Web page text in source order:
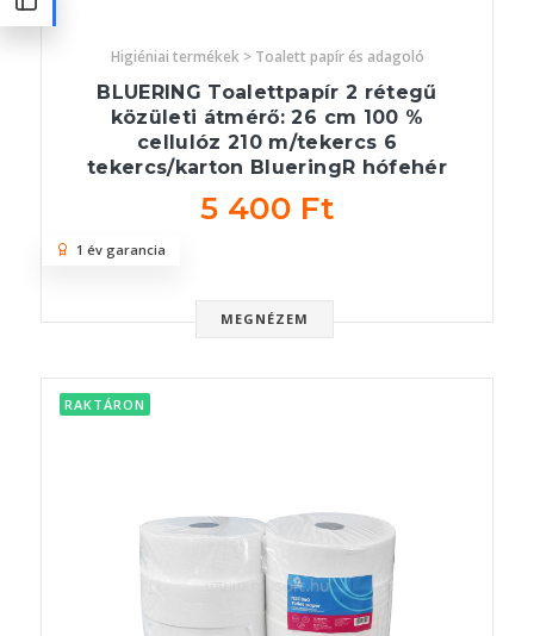
Higiéniai termékek > Toalett papír és adagoló
BLUERING Toalettpapír 2 rétegű
közületi átmérő: 26 cm 100 %
cellulóz 210 m/tekercs 6
tekercs/karton BlueringR hófehér
5 400 Ft
MEGNÉZEM
1 év garancia
RAKTÁRON